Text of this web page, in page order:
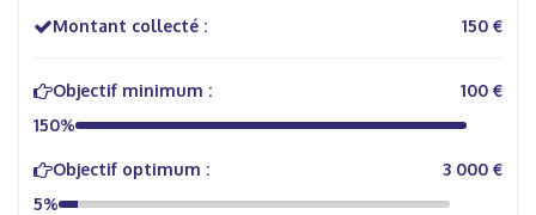
Montant collecté : 150 €
Objectif minimum :
100 €
150%
Objectif optimum :
3 000 €
5%